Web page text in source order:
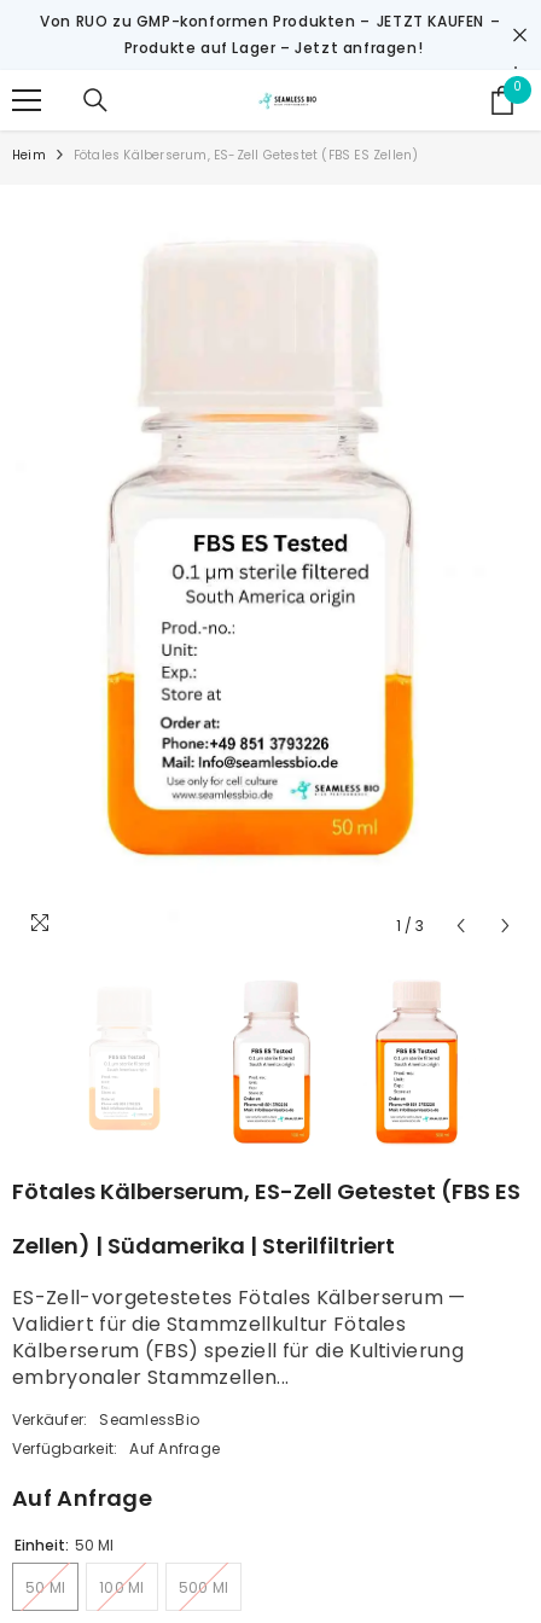
ZUM INHALT SPRINGEN
Von RUO zu GMP-konformen Produkten – JETZT KAUFEN –
Produkte auf Lager – Jetzt anfragen!
0 0
Heim Fötales Kälberserum, ES-Zell Getestet (FBS ES Zellen)
1 / 3
Fötales Kälberserum, ES-Zell Getestet (FBS ES
Zellen) | Südamerika | Sterilfiltriert
ES-Zell-vorgetestetes Fötales Kälberserum —
Validiert für die Stammzellkultur Fötales
Kälberserum (FBS) speziell für die Kultivierung
embryonaler Stammzellen...
Verkäufer:
SeamlessBio
Verfügbarkeit:
Auf Anfrage
Auf Anfrage
Einheit: 50 Ml
50 Ml 100 Ml 500 Ml